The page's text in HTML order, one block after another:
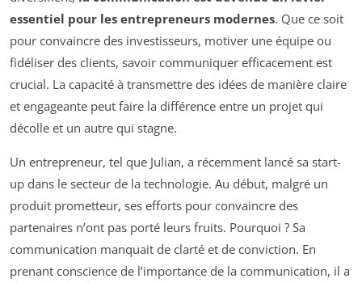
essentiel pour les entrepreneurs modernes. Que ce soit
pour convaincre des investisseurs, motiver une équipe ou
fidéliser des clients, savoir communiquer efficacement est
crucial. La capacité à transmettre des idées de manière claire
et engageante peut faire la différence entre un projet qui
décolle et un autre qui stagne.
Un entrepreneur, tel que Julian, a récemment lancé sa start-
up dans le secteur de la technologie. Au début, malgré un
produit prometteur, ses efforts pour convaincre des
partenaires n’ont pas porté leurs fruits. Pourquoi ? Sa
communication manquait de clarté et de conviction. En
prenant conscience de l’importance de la communication, il a